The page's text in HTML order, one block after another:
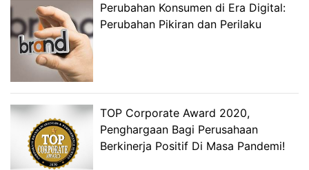
Perubahan Konsumen di Era Digital:
Perubahan Pikiran dan Perilaku
TOP Corporate Award 2020,
Penghargaan Bagi Perusahaan
Berkinerja Positif Di Masa Pandemi!